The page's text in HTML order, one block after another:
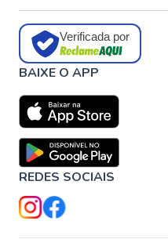
Verificada por
BAIXE O APP
REDES SOCIAIS